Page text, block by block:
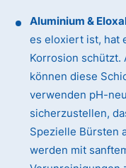
Aluminium &
es eloxiert ist, hat
Korrosion schützt.
können diese
verwenden pH-
sicherzustellen,
Spezielle Bürsten
werden mit